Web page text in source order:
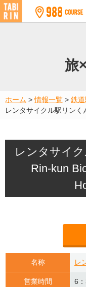
旅
ホーム >情報一覧 > 鉄
レンタサイクル駅リン
レンタサイ
Rin-kun
名称 レ
営業時間 6